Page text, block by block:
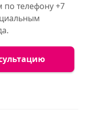
по телефону +7